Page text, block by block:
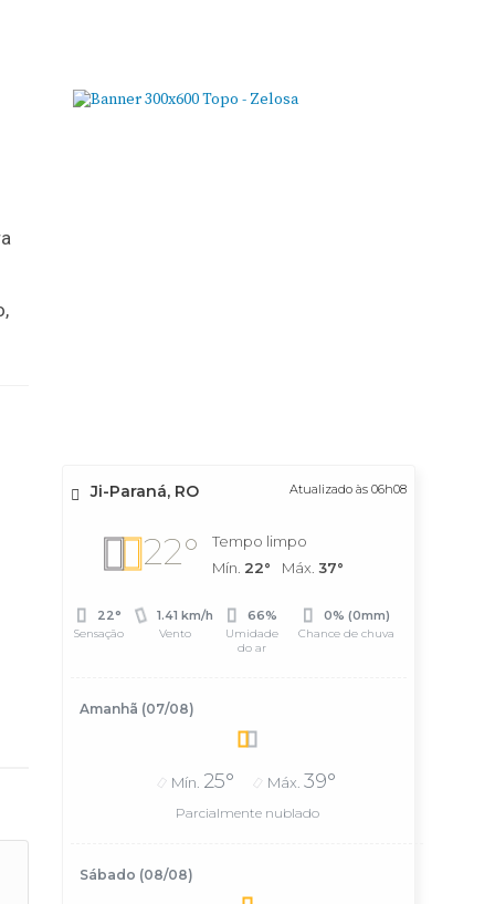
Ji-Paraná, RO Atualizado às 06h08
22°
Tempo limpo
Mín. 22° Máx. 37°
22°
Sensação
1.41 km/h
Vento
66%
Umidade
do ar
0% (0mm)
Chance de chuva
Amanhã (07/08)
Mín. 25° Máx.39°
Parcialmente nublado
Sábado (08/08)